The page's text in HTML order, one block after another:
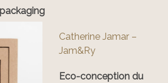
Catherine Jamar –
Jam&Ry
Eco-conception du